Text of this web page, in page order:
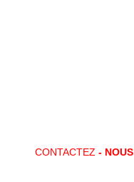
CONTACTEZ - NOUS